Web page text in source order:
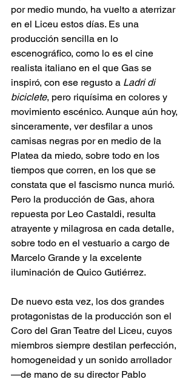
por medio mundo, ha vuelto a aterrizar
en el Liceu estos días. Es una
producción sencilla en lo
escenográfico, como lo es el cine
realista italiano en el que Gas se
inspiró, con ese regusto a Ladri di
biciclete, pero riquísima en colores y
movimiento escénico. Aunque aún hoy,
sinceramente, ver desfilar a unos
camisas negras por en medio de la
Platea da miedo, sobre todo en los
tiempos que corren, en los que se
constata que el fascismo nunca murió.
Pero la producción de Gas, ahora
repuesta por Leo Castaldi, resulta
atrayente y milagrosa en cada detalle,
sobre todo en el vestuario a cargo de
Marcelo Grande y la excelente
iluminación de Quico Gutiérrez.
De nuevo esta vez, los dos grandes
protagonistas de la producción son el
Coro del Gran Teatre del Liceu, cuyos
miembros siempre destilan perfección,
homogeneidad y un sonido arrollador
—de mano de su director Pablo